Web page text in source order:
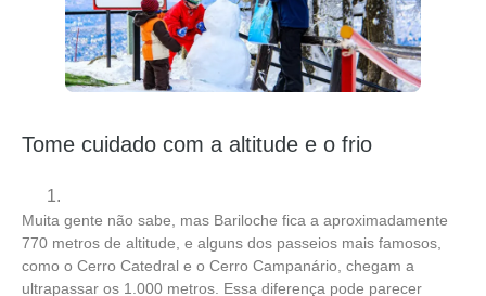
Tome cuidado com a altitude e o frio
Muita gente não sabe, mas Bariloche fica a aproximadamente
770 metros de altitude, e alguns dos passeios mais famosos,
como o Cerro Catedral e o Cerro Campanário, chegam a
ultrapassar os 1.000 metros. Essa diferença pode parecer